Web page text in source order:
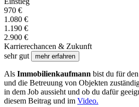
970 €
1.080 €
1.190 €
2.900 €
Karrierechancen & Zukunft
sehr gut
mehr erfahren
Als Immobilienkaufmann bist du für
und die Betreuung von Objekten
in dem Job aussieht und ob du dafür
diesem Beitrag und im Video.